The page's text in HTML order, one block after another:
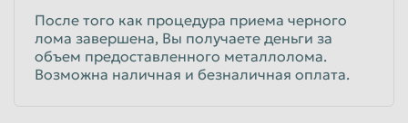
После того как процедура приема черного
лома завершена, Вы получаете деньги за
объем предоставленного металлолома.
Возможна наличная и безналичная оплата.